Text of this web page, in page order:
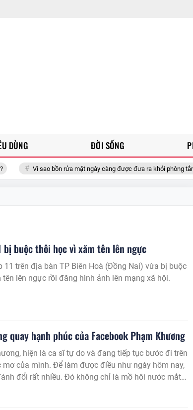
Vì sao bồn rửa mặt ngày càng được đưa ra khỏi phòng tắm?
DÙNG ĐỜI SỐNG
bị buộc thôi học vì xăm tên lên ngực
11 trên địa bàn TP Biên Hoà (Đồng Nai) vừa bị buộc
lên ngực rồi đăng hình ảnh lên mạng xã hội.
quay hạnh phúc của Facebook Phạm Khương
hiện là ca sĩ tự do và đang tiếp tục bước đi trên
của mình. Để làm được điều như ngày hôm nay,
đổi rất nhiều. Đó không chỉ là mồ hôi nước mắt
một người nghệ sĩ, mà nó còn là chính ngoại hình